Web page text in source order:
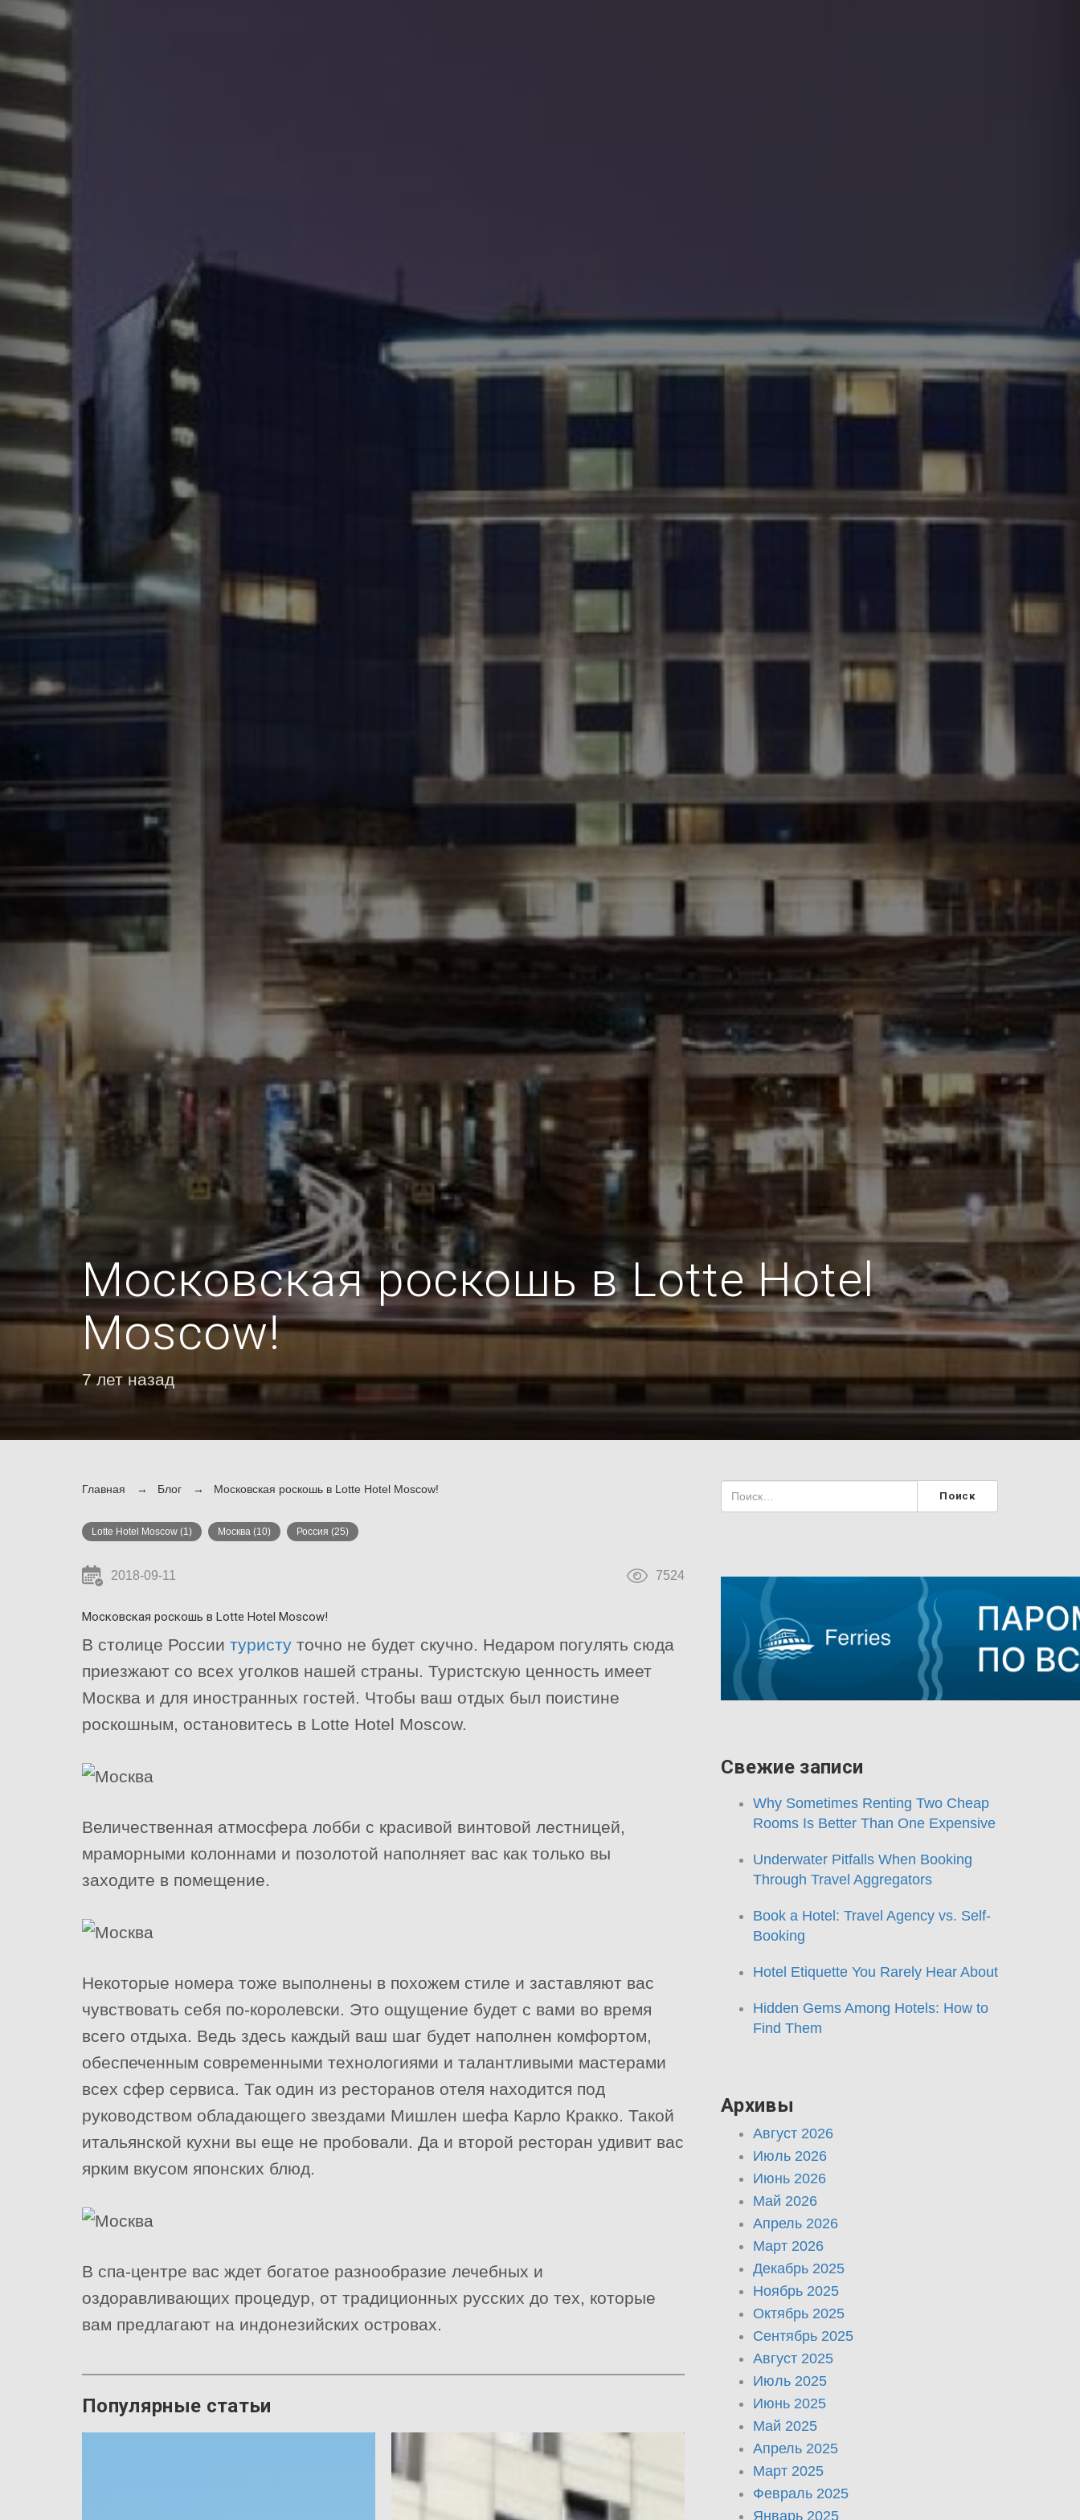
Московская роскошь в Lotte Hotel
Moscow!
7 лет назад
Главная Блог Московская роскошь в Lotte Hotel Moscow!
Lotte Hotel Moscow (1) Москва (10) Россия (25)
2018-09-11 7524
Московская роскошь в Lotte Hotel Moscow!
В столице России туристу точно не будет скучно. Недаром погулять сюда
приезжают со всех уголков нашей страны. Туристскую ценность имеет
Москва и для иностранных гостей. Чтобы ваш отдых был поистине
роскошным, остановитесь в Lotte Hotel Moscow.
Величественная атмосфера лобби с красивой винтовой лестницей,
мраморными колоннами и позолотой наполняет вас как только вы
заходите в помещение.
Некоторые номера тоже выполнены в похожем стиле и заставляют вас
чувствовать себя по-королевски. Это ощущение будет с вами во время
всего отдыха. Ведь здесь каждый ваш шаг будет наполнен комфортом,
обеспеченным современными технологиями и талантливыми мастерами
всех сфер сервиса. Так один из ресторанов отеля находится под
руководством обладающего звездами Мишлен шефа Карло Кракко. Такой
итальянской кухни вы еще не пробовали. Да и второй ресторан удивит вас
ярким вкусом японских блюд.
В спа-центре вас ждет богатое разнообразие лечебных и
оздоравливающих процедур, от традиционных русских до тех, которые
вам предлагают на индонезийских островах.
Популярные статьи
Свежие записи
Why Sometimes Renting Two Cheap
Rooms Is Better Than One Expensive
Underwater Pitfalls When Booking
Through Travel Aggregators
Book a Hotel: Travel Agency vs. Self-
Booking
Hotel Etiquette You Rarely Hear About
Hidden Gems Among Hotels: How to
Find Them
Архивы
Август 2026
Июль 2026
Июнь 2026
Май 2026
Апрель 2026
Март 2026
Декабрь 2025
Ноябрь 2025
Октябрь 2025
Сентябрь 2025
Август 2025
Июль 2025
Июнь 2025
Май 2025
Апрель 2025
Март 2025
Февраль 2025
Январь 2025